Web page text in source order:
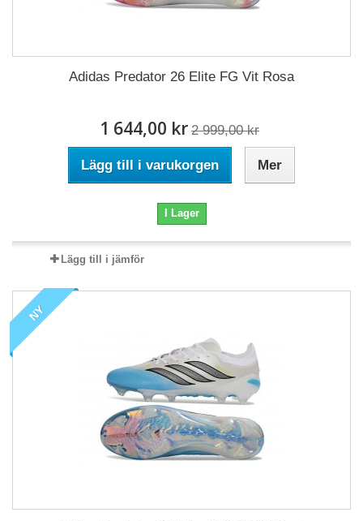
Adidas Predator 26 Elite FG Vit Rosa
1 644,00 kr 2 999,00 kr
Lägg till i varukorgen Mer
I Lager
Lägg till i jämför
NY